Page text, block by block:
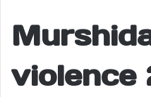
violence